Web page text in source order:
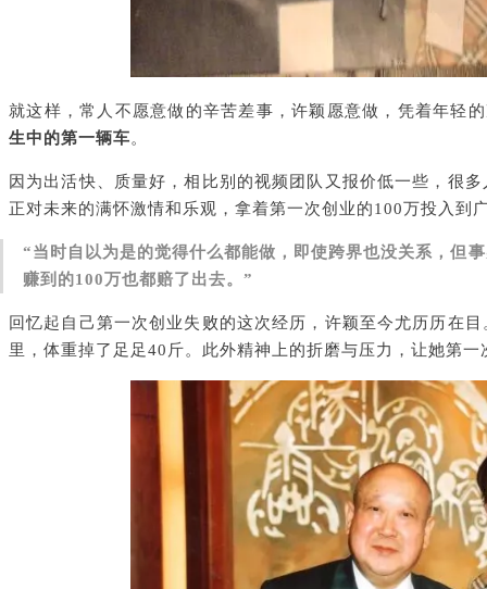
就这样，常人不愿意做的辛苦差事，许颖愿意做，凭着年轻
生中的第一辆车。
因为出活快、质量好，相比别的视频团队又报价低一些，很
正对未来的满怀激情和乐观，拿着第一次创业的100万投入到
“当时自以为是的觉得什么都能做，即使跨界也没关系，但
赚到的100万也都赔了出去。”
回忆起自己第一次创业失败的这次经历，许颖至今尤历历在
里，体重掉了足足40斤。此外精神上的折磨与压力，让她第